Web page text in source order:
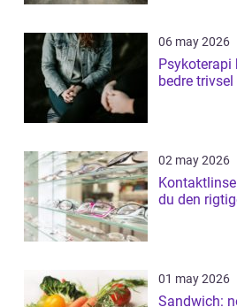
06 may 2026
Psykoterapi billund
bedre
02 may 2026
Kontaktlinser århus
du den
01 may 2026
Sandwich: